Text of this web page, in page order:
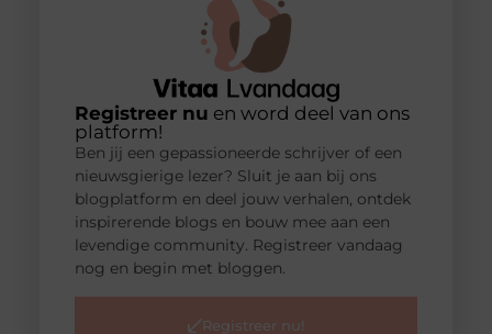
Registreer nu en word deel van ons
platform!
Ben jij een gepassioneerde schrijver of een
nieuwsgierige lezer? Sluit je aan bij ons
blogplatform en deel jouw verhalen, ontdek
inspirerende blogs en bouw mee aan een
levendige community. Registreer vandaag
nog en begin met bloggen.
Registreer nu!